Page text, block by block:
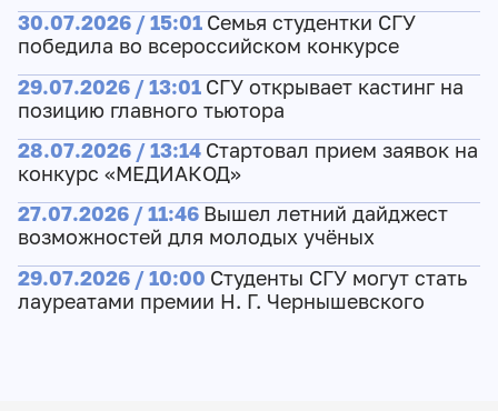
30.07.2026 / 15:01 Семья студентки СГУ
победила во всероссийском конкурсе
29.07.2026 / 13:01 СГУ открывает кастинг на
позицию главного тьютора
28.07.2026 / 13:14 Стартовал прием заявок на
конкурс «МЕДИАКОД»
27.07.2026 / 11:46 Вышел летний дайджест
возможностей для молодых учёных
29.07.2026 / 10:00 Студенты СГУ могут стать
лауреатами премии Н. Г. Чернышевского